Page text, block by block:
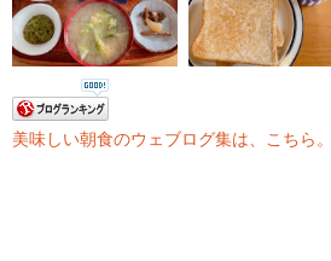
美味しい朝食のウェブログ集は、こちら。